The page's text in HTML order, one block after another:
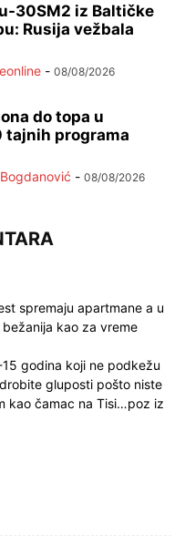
30SM2 iz Baltičke
Rusija vežbala
- 08/08/2026
do topa u
tajnih programa
- 08/08/2026
spremaju apartmane a u
kao za vreme
godina koji ne podkežu
gluposti pošto niste
kao čamac na Tisi…poz iz